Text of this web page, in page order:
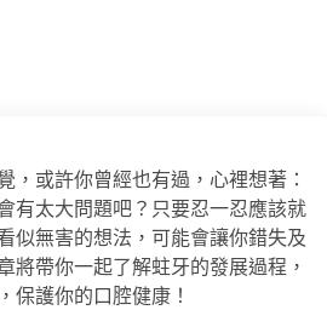
，或許你曾經也有過，心裡想著：
有太大問題吧？只要忍一忍應該就
似無害的想法，可能會讓你錯失及
將帶你一起了解蛀牙的發展過程，
保護你的口腔健康！